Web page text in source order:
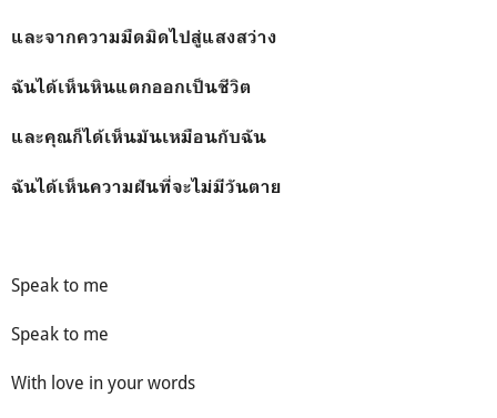
และจากความมืดมิดไปสู่แสงสว่าง
ฉันได้เห็นหินแตกออกเป็นชีวิต
และคุณก็ได้เห็นมันเหมือนกับฉัน
ฉันได้เห็นความฝันที่จะไม่มีวันตาย
Speak to me
Speak to me
With love in your words